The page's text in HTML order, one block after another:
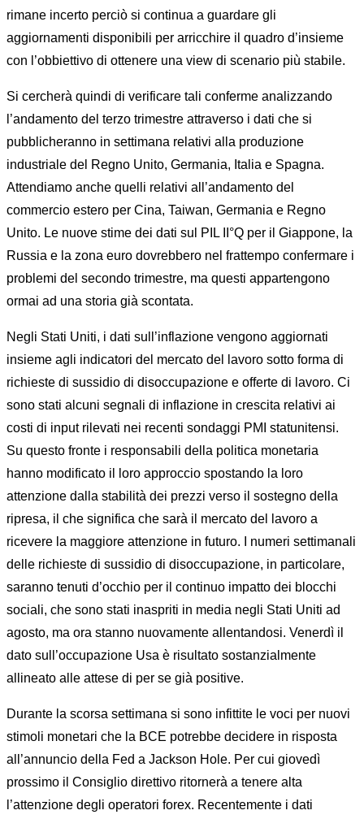
rimane incerto perciò si continua a guardare gli
aggiornamenti disponibili per arricchire il quadro d’insieme
con l’obbiettivo di ottenere una view di scenario più stabile.
Si cercherà quindi di verificare tali conferme analizzando
l’andamento del terzo trimestre attraverso i dati che si
pubblicheranno in settimana relativi alla produzione
industriale del Regno Unito, Germania, Italia e Spagna.
Attendiamo anche quelli relativi all’andamento del
commercio estero per Cina, Taiwan, Germania e Regno
Unito. Le nuove stime dei dati sul PIL II°Q per il Giappone, la
Russia e la zona euro dovrebbero nel frattempo confermare i
problemi del secondo trimestre, ma questi appartengono
ormai ad una storia già scontata.
Negli Stati Uniti, i dati sull’inflazione vengono aggiornati
insieme agli indicatori del mercato del lavoro sotto forma di
richieste di sussidio di disoccupazione e offerte di lavoro. Ci
sono stati alcuni segnali di inflazione in crescita relativi ai
costi di input rilevati nei recenti sondaggi PMI statunitensi.
Su questo fronte i responsabili della politica monetaria
hanno modificato il loro approccio spostando la loro
attenzione dalla stabilità dei prezzi verso il sostegno della
ripresa, il che significa che sarà il mercato del lavoro a
ricevere la maggiore attenzione in futuro. I numeri settimanali
delle richieste di sussidio di disoccupazione, in particolare,
saranno tenuti d’occhio per il continuo impatto dei blocchi
sociali, che sono stati inaspriti in media negli Stati Uniti ad
agosto, ma ora stanno nuovamente allentandosi. Venerdì il
dato sull’occupazione Usa è risultato sostanzialmente
allineato alle attese di per se già positive.
Durante la scorsa settimana si sono infittite le voci per nuovi
stimoli monetari che la BCE potrebbe decidere in risposta
all’annuncio della Fed a Jackson Hole. Per cui giovedì
prossimo il Consiglio direttivo ritornerà a tenere alta
l’attenzione degli operatori forex. Recentemente i dati